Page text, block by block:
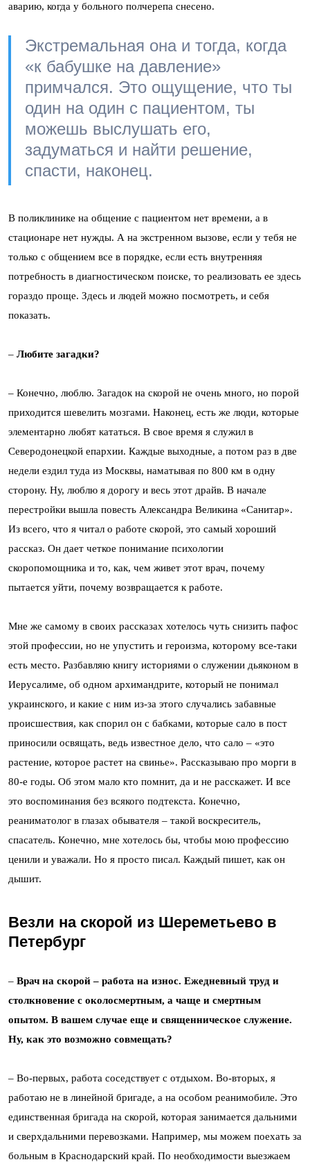
аварию, когда у больного полчерепа снесено.
Экстремальная она и тогда, когда
«к бабушке на давление»
примчался. Это ощущение, что ты
один на один с пациентом, ты
можешь выслушать его,
задуматься и найти решение,
спасти, наконец.
В поликлинике на общение с пациентом нет времени, а в
стационаре нет нужды. А на экстренном вызове, если у тебя не
только с общением все в порядке, если есть внутренняя
потребность в диагностическом поиске, то реализовать ее здесь
гораздо проще. Здесь и людей можно посмотреть, и себя
показать.
– Любите загадки?
– Конечно, люблю. Загадок на скорой не очень много, но порой
приходится шевелить мозгами. Наконец, есть же люди, которые
элементарно любят кататься. В свое время я служил в
Северодонецкой епархии. Каждые выходные, а потом раз в две
недели ездил туда из Москвы, наматывая по 800 км в одну
сторону. Ну, люблю я дорогу и весь этот драйв. В начале
перестройки вышла повесть Александра Великина «Санитар».
Из всего, что я читал о работе скорой, это самый хороший
рассказ. Он дает четкое понимание психологии
скоропомощника и то, как, чем живет этот врач, почему
пытается уйти, почему возвращается к работе.
Мне же самому в своих рассказах хотелось чуть снизить пафос
этой профессии, но не упустить и героизма, которому все-таки
есть место. Разбавляю книгу историями о служении дьяконом в
Иерусалиме, об одном архимандрите, который не понимал
украинского, и какие с ним из-за этого случались забавные
происшествия, как спорил он с бабками, которые сало в пост
приносили освящать, ведь известное дело, что сало – «это
растение, которое растет на свинье». Рассказываю про морги в
80-е годы. Об этом мало кто помнит, да и не расскажет. И все
это воспоминания без всякого подтекста. Конечно,
реаниматолог в глазах обывателя – такой воскреситель,
спасатель. Конечно, мне хотелось бы, чтобы мою профессию
ценили и уважали. Но я просто писал. Каждый пишет, как он
дышит.
Везли на скорой из Шереметьево в
Петербург
– Врач на скорой – работа на износ. Ежедневный труд и
столкновение с околосмертным, а чаще и смертным
опытом. В вашем случае еще и священническое служение.
Ну, как это возможно совмещать?
– Во-первых, работа соседствует с отдыхом. Во-вторых, я
работаю не в линейной бригаде, а на особом реанимобиле. Это
единственная бригада на скорой, которая занимается дальними
и сверхдальними перевозками. Например, мы можем поехать за
больным в Краснодарский край. По необходимости выезжаем